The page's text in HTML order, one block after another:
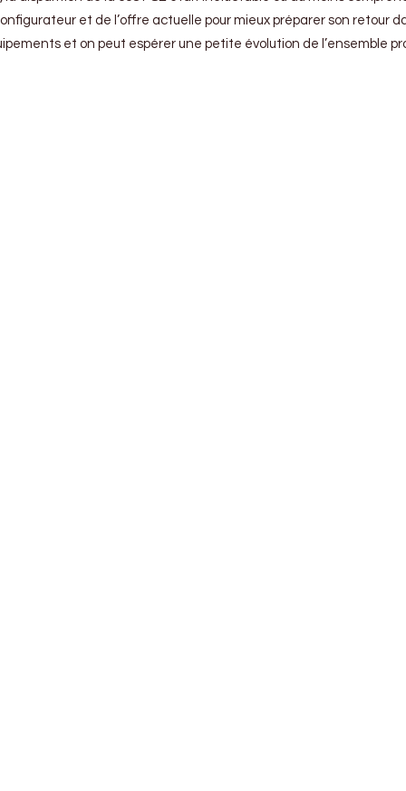
et de l’offre actuelle pour mieux préparer son
et on peut espérer une petite évolution de l’ensemble